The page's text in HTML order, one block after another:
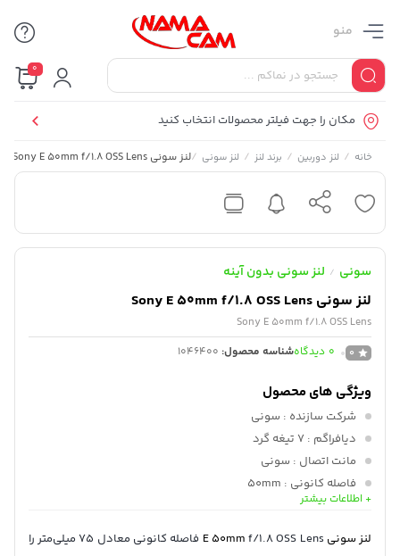
منو
0
مکان را جهت فیلتر محصولات انتخاب کنید
خانه / لنز دوربین / برند لنز / لنز سونی /لنز سونی Sony E 50mm f/1.8 OSS Lens
سونی / لنز سونی بدون آینه
لنز سونی Sony E 50mm f/1.8 OSS Lens
Sony E 50mm f/1.8 OSS Lens
0
0 دیدگاهشناسه محصول: 1046400
ویژگی های محصول
شرکت سازنده : سونی
دیافراگم : 7 تیغه گرد
مانت اتصال : سونی
فاصله کانونی : 50mm
وزن: 202 گرم
+ اطلاعات بیشتر
لنز سونی E 50mm
f/1.8 OSS Lens فاصله کانونی معادل 75 میلی‌متر را